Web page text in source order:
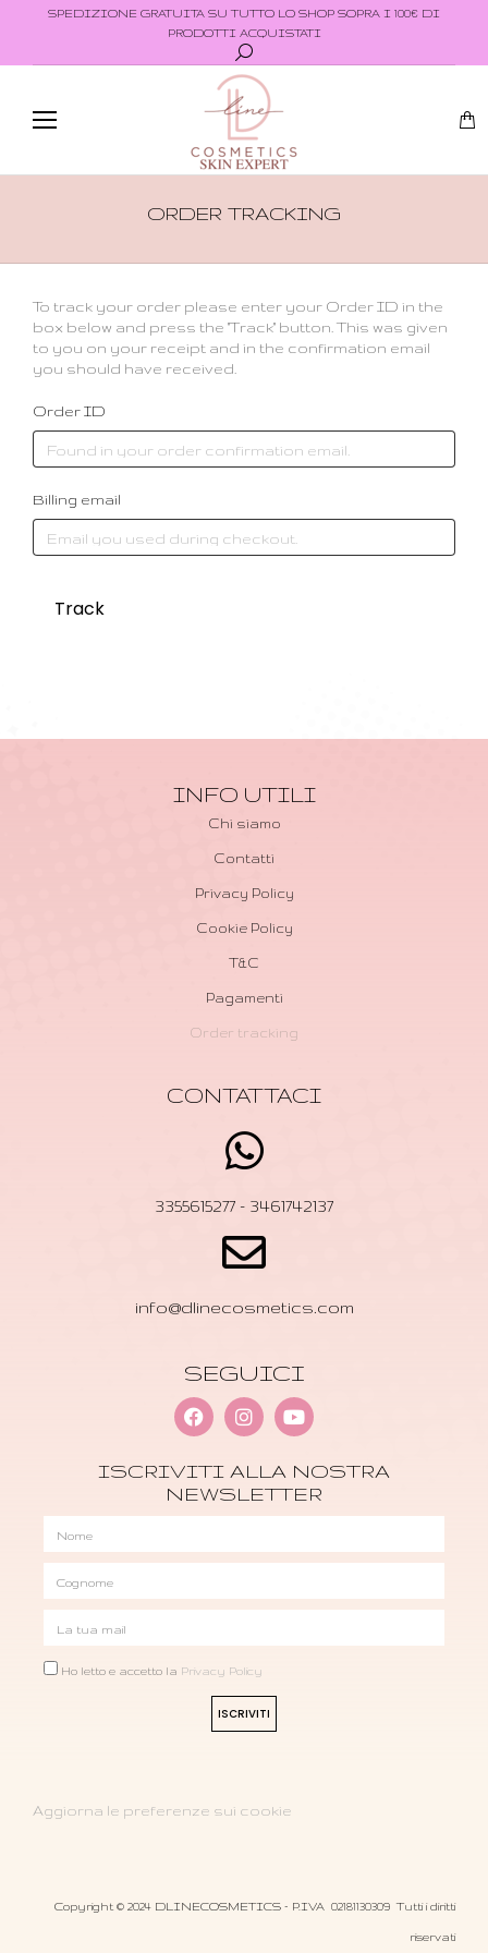
SPEDIZIONE GRATUITA SU TUTTO LO SHOP SOPRA I 100€ DI
PRODOTTI ACQUISTATI
ORDER TRACKING
To track your order please enter your Order ID in the
box below and press the "Track" button. This was given
to you on your receipt and in the confirmation email
you should have received.
Order ID
Billing email
Track
INFO UTILI
Chi siamo
Contatti
Privacy Policy
Cookie Policy
T&C
Pagamenti
Order tracking
CONTATTACI
3355615277 - 3461742137
info@dlinecosmetics.com
SEGUICI
ISCRIVITI ALLA NOSTRA
NEWSLETTER
Ho letto e accetto la Privacy Policy
ISCRIVITI
Aggiorna le preferenze sui cookie
Copyright © 2024 DLINECOSMETICS – P.IVA 02181130309 Tutti i diritti
riservati